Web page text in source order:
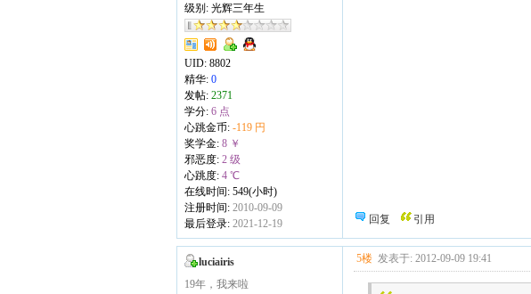
级别: 光辉三年生
UID: 8802
精华: 0
发帖: 2371
学分: 6 点
心跳金币: -119 円
奖学金: 8 ￥
邪恶度: 2 级
心跳度: 4 ℃
在线时间: 549(小时)
注册时间: 2010-09-09
最后登录: 2021-12-19 回复 引用
luciairis
19年，我来啦
5楼 发表于: 2012-09-09 19:41